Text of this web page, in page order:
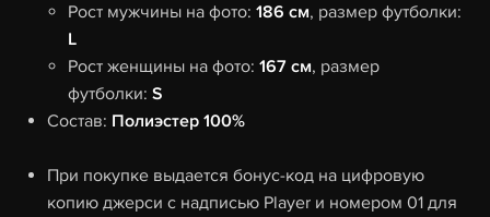
Рост мужчины на фото:186 см, размер футболки:
L
Рост женщины на фото:167 см, размер
футболки:S
Состав: Полиэстер 100%
При покупке выдается бонус-код на цифровую
копию джерси с надписью Player и номером 01 для